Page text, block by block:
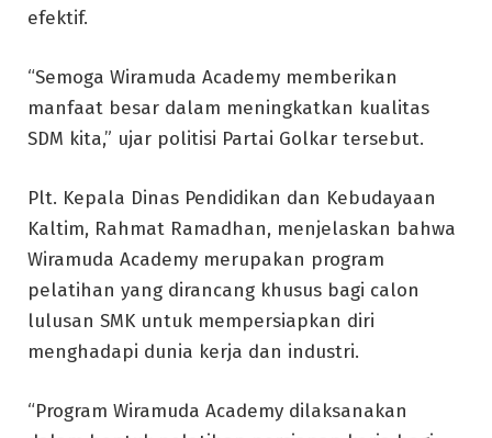
efektif.
“Semoga Wiramuda Academy memberikan
manfaat besar dalam meningkatkan kualitas
SDM kita,” ujar politisi Partai Golkar tersebut.
Plt. Kepala Dinas Pendidikan dan Kebudayaan
Kaltim, Rahmat Ramadhan, menjelaskan bahwa
Wiramuda Academy merupakan program
pelatihan yang dirancang khusus bagi calon
lulusan SMK untuk mempersiapkan diri
menghadapi dunia kerja dan industri.
“Program Wiramuda Academy dilaksanakan